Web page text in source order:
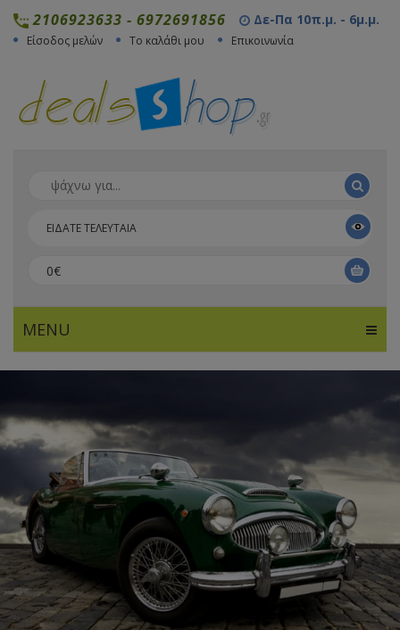
2106923633 - 6972691856 Δε-Πα 10π.μ. - 6μ.μ.
Είσοδος μελών Το καλάθι μου Επικοινωνία
ΕΙΔΑΤΕ ΤΕΛΕΥΤΑΙΑ
0€
MENU